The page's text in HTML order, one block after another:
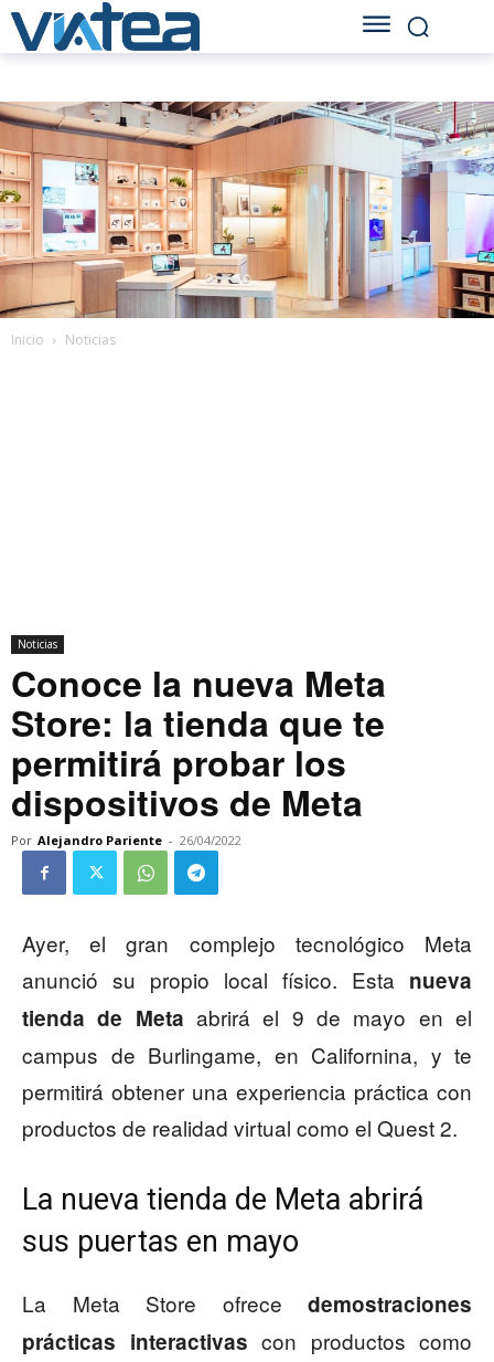
Inicio Noticias
Noticias
Conoce la nueva Meta
Store: la tienda que te
permitirá probar los
dispositivos de Meta
Por Alejandro Pariente - 26/04/2022
Ayer, el gran complejo tecnológico Meta
anunció su propio local físico. Esta nueva
tienda de Meta abrirá el 9 de mayo en el
campus de Burlingame, en Californina, y te
permitirá obtener una experiencia práctica con
productos de realidad virtual como el Quest 2.
La nueva tienda de Meta abrirá
sus puertas en mayo
La Meta Store ofrece demostraciones
prácticas interactivas con productos como